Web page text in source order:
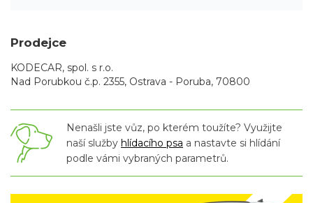
Prodejce
KODECAR, spol. s r.o.
Nad Porubkou č.p. 2355, Ostrava - Poruba, 70800
Nenašli jste vůz, po kterém toužíte? Využijte
naší služby hlídacího psa a nastavte si hlídání
podle vámi vybraných parametrů.